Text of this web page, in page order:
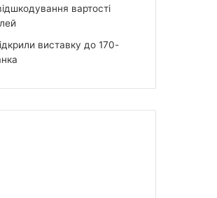
вартості
виставку до 170-